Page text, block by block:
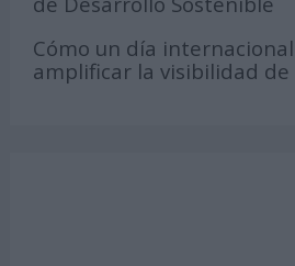
Cómo un día
amplificar la visibilidad de